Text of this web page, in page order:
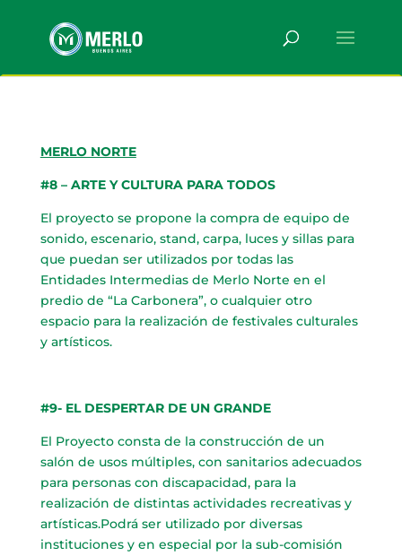
MERLO NORTE
#8 – ARTE Y CULTURA PARA TODOS
El proyecto se propone la compra de equipo de
sonido, escenario, stand, carpa, luces y sillas para
que puedan ser utilizados por todas las
Entidades Intermedias de Merlo Norte en el
predio de “La Carbonera”, o cualquier otro
espacio para la realización de festivales culturales
y artísticos.
#9- EL DESPERTAR DE UN GRANDE
El Proyecto consta de la construcción de un
salón de usos múltiples, con sanitarios adecuados
para personas con discapacidad, para la
realización de distintas actividades recreativas y
artísticas.Podrá ser utilizado por diversas
instituciones y en especial por la sub-comisión